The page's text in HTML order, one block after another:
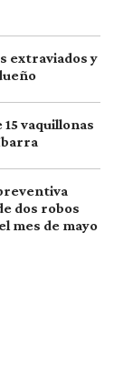
extraviados y
vaquillonas
dos robos
mes de mayo